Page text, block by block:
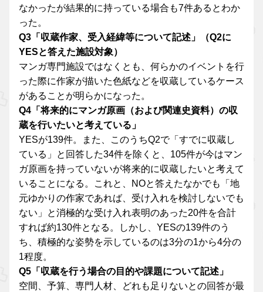
なかったが結果的に持っている場合も7件あるとわか
った。
Q3「収蔵作家、受入経緯等について記述」（Q2に
YESと答えた施設対象）
マンガ専門施設ではなくとも、何らかのイベントを行
った際に作家が描いた色紙などを収蔵しているケース
があることが明らかになった。
Q4「将来的にマンガ原画（および関連史資料）の収
蔵を行いたいと考えている」
YESが139件。また、このうちQ2で「すでに収蔵し
ている」と回答した34件を除くと、105件が今はマン
ガ原画を持っていないが将来的に収蔵したいと考えて
いることになる。これと、NOと答えたなかでも「地
元ゆかりの作家であれば、受け入れを検討しないでも
ない」と消極的な受け入れ表明のあった20件を合計
すれば約130件となる。しかし、YESの139件のう
ち、積極的な姿勢を示しているのは3分の1から4分の
1程度。
Q5「収蔵を行う場合の目的や課題について記述」
空間、予算、専門人材、どれも足りないとの回答が最